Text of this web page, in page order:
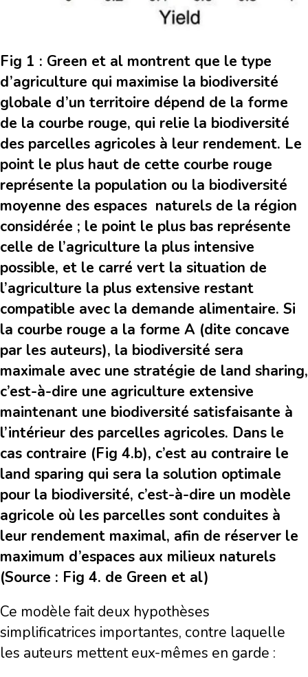
Fig 1 : Green et al montrent que le type
d’agriculture qui maximise la biodiversité
globale d’un territoire dépend de la forme
de la courbe rouge, qui relie la biodiversité
des parcelles agricoles à leur rendement. Le
point le plus haut de cette courbe rouge
représente la population ou la biodiversité
moyenne des espaces naturels de la région
considérée ; le point le plus bas représente
celle de l’agriculture la plus intensive
possible, et le carré vert la situation de
l’agriculture la plus extensive restant
compatible avec la demande alimentaire. Si
la courbe rouge a la forme A (dite concave
par les auteurs), la biodiversité sera
maximale avec une stratégie de land sharing,
c’est-à-dire une agriculture extensive
maintenant une biodiversité satisfaisante à
l’intérieur des parcelles agricoles. Dans le
cas contraire (Fig 4.b), c’est au contraire le
land sparing qui sera la solution optimale
pour la biodiversité, c’est-à-dire un modèle
agricole où les parcelles sont conduites à
leur rendement maximal, afin de réserver le
maximum d’espaces aux milieux naturels
(Source : Fig 4. de Green et al)
Ce modèle fait deux hypothèses
simplificatrices importantes, contre laquelle
les auteurs mettent eux-mêmes en garde :